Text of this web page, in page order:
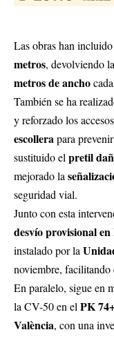
Las obras han
metros, devolviendo
metros de ancho
También se ha
y reforzado los
escollerapara
sustituido el pretil
mejorado la
seguridad vial.
Junto con esta
desvío provisional
instalado por la
noviembre, facilitando
En paralelo, sigue en
la CV-50 en el PK
València, con una